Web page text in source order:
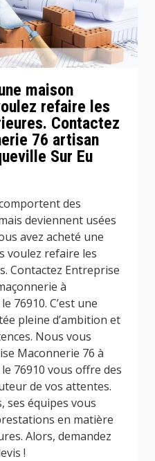
maison
refaire les
Contactez
76 artisan
Sur Eu
des
deviennent usées
avez acheté une
voulez refaire les
Contactez Entreprise
à
76910. C’est une
pleine d’ambition et
Nous vous
Maconnerie 76 à
76910 vous offre des
de vos attentes.
ses équipes vous
en matière
Alors, demandez
!